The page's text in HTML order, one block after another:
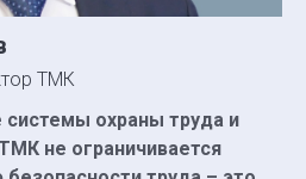
ТМК
охраны труда и
не ограничивается